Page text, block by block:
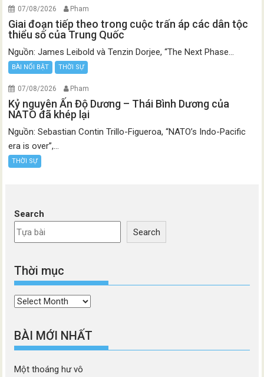
07/08/2026 Pham
Giai đoạn tiếp theo trong cuộc trấn áp các dân tộc
thiểu số của Trung Quốc
Nguồn: James Leibold và Tenzin Dorjee, “The Next Phase...
BÀI NỔI BẬT THỜI SỰ
07/08/2026 Pham
Kỷ nguyên Ấn Độ Dương – Thái Bình Dương của
NATO đã khép lại
Nguồn: Sebastian Contin Trillo-Figueroa, “NATO’s Indo-Pacific
era is over”,...
THỜI SỰ
Search
Search
Thời mục
Thời
BÀI MỚI NHẤT
Một thoáng hư vô